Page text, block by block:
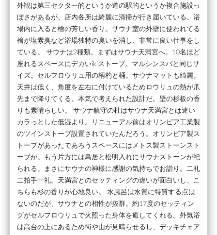
外観は第三セクター的というか道の駅的というか複合施設っ
ぽさがあるが、店内各所は綺麗に清掃が行き届いている。浴
場内に入ると檜の芳しい香り。サウナ室の外壁に使われてる
檜が塩素臭など浴場独特の臭いを消し、非常に良い仕事をし
ている。 サウナは2種類。まずはサウナ天満宮へ。10名ほど
座れるスペースにデカいikiストーブ。マルシンスパと同じサ
イズ。セルフロウリュ用の柄杓と桶。サウナマットも綺麗。
天井は低く、角度を左右に付けているためロウリュの熱が爪
先まで降りてくる。本気で考えられた設計だ。壁の杉板の香
りも素晴らしい。 サウナ鎮守の杜はサウナ天満宮とは違い
カラっとした低湿より。リニューアル前はオリンピア工業製
のツインストーブ設置されていたんだろう。オリンピア製ス
トーブがあったであろうスペースにはメトス製ストーンスト
ーブが。もう片方には鳥居と松明入れにサウナストーンが祀
られる。まさにサウナの神様に感謝の気持ちでお詣り。二礼
二拍手一礼。天満宮とのセッティングの違いが面白いし、こ
ちらも杉の香りが心地良い。 水風呂は水質に特質する点は
ないのだが、サウナとの相性が抜群。約17度のセッティン
グがセルフロウリュで火照った身体を癒してくれる。外気浴
は高台の上にあるため街や山が見晴らせるし、デッキチェア